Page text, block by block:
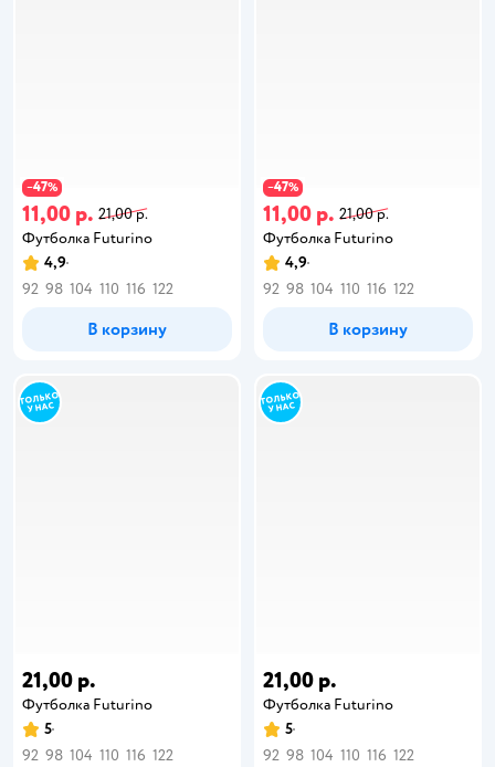
−47%
11,00 р. 21,00 р.
Футболка Futurino
4,9
92 98 104 110 116 122
В корзину
−47%
11,00 р. 21,00 р.
Футболка Futurino
4,9
92 98 104 110 116 122
В корзину
21,00 р.
Футболка Futurino
5
92 98 104 110 116 122
21,00 р.
Футболка Futurino
5
92 98 104 110 116 122